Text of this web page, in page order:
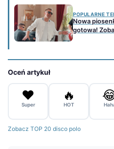
POPULARNE
Nowa
gotowa!
Oceń artykuł
❤️
Super
🔥
HOT
Zobacz TOP 20 disco polo